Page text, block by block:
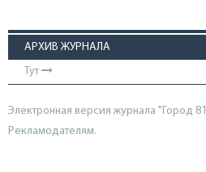
АРХИВ ЖУРНАЛА
Тут
Электронная версия журнала "Город
Рекламодателям.